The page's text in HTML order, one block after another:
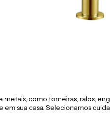
como torneiras, ralos,
sua casa. Selecionamos